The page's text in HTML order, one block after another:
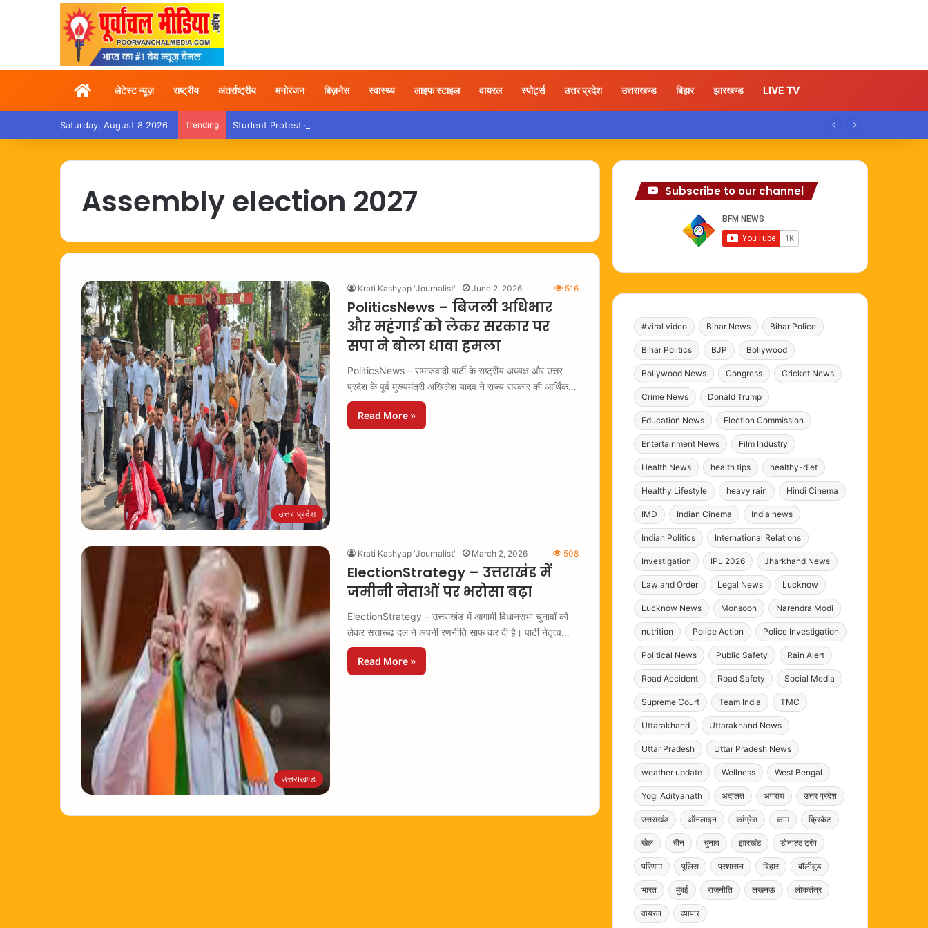
Homeलेटेस्ट न्यूज़ राष्ट्रीय अंतर्राष्ट्रीय मनोरंजन बिज़नेस स्वास्थ्य लाइफ स्टाइल वायरल स्पोर्ट्स उत्तर प्रदेश उत्तराखण्ड बिहार झारखण्ड LIVE TV
Saturday, August 8 2026 Trending Student Protest – शशि थरूर ने माना, छात्रों के मुद्दों पर कम रहा असर…
Assembly election 2027
उत्तर प्रदेश
Krati Kashyap "Journalist" June 2, 2026 516
PoliticsNews – बिजली अधिभार
और महंगाई को लेकर सरकार पर
सपा ने बोला धावा हमला
PoliticsNews – समाजवादी पार्टी के राष्ट्रीय अध्यक्ष और उत्तर
प्रदेश के पूर्व मुख्यमंत्री अखिलेश यादव ने राज्य सरकार की आर्थिक…
Read More »
उत्तराखण्ड
Krati Kashyap "Journalist" March 2, 2026 508
ElectionStrategy – उत्तराखंड में
जमीनी नेताओं पर भरोसा बढ़ा
ElectionStrategy – उत्तराखंड में आगामी विधानसभा चुनावों को
लेकर सत्तारूढ़ दल ने अपनी रणनीति साफ कर दी है। पार्टी नेतृत्व…
Read More »
Subscribe to our channel
#viral video Bihar News Bihar Police
Bihar Politics BJP Bollywood
Bollywood News Congress Cricket News
Crime News Donald Trump
Education News Election Commission
Entertainment News Film Industry
Health News health tips healthy-diet
Healthy Lifestyle heavy rain Hindi Cinema
IMD Indian Cinema India news
Indian Politics International Relations
Investigation IPL 2026 Jharkhand News
Law and Order Legal News Lucknow
Lucknow News Monsoon Narendra Modi
nutrition Police Action Police Investigation
Political News Public Safety Rain Alert
Road Accident Road Safety Social Media
Supreme Court Team India TMC
Uttarakhand Uttarakhand News
Uttar Pradesh Uttar Pradesh News
weather update Wellness West Bengal
Yogi Adityanath अदालत अपराध उत्तर प्रदेश
उत्तराखंड ऑनलाइन कांग्रेस काम क्रिकेट
खेल चीन चुनाव झारखंड डोनाल्ड ट्रंप
परिणाम पुलिस प्रशासन बिहार बॉलीवुड
भारत मुंबई राजनीति लखनऊ लोकतंत्र
वायरल व्यापार